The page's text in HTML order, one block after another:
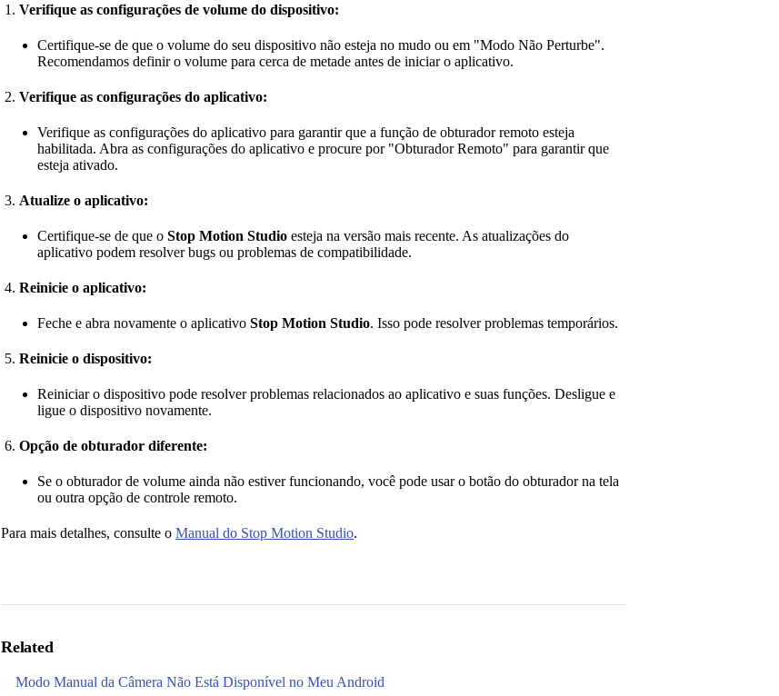
Verifique as configurações de volume do dispositivo:
Certifique-se de que o volume do seu dispositivo não esteja no mudo ou em "Modo Não Perturbe".
Recomendamos definir o volume para cerca de metade antes de iniciar o aplicativo.
Verifique as configurações do aplicativo:
Verifique as configurações do aplicativo para garantir que a função de obturador remoto esteja
habilitada. Abra as configurações do aplicativo e procure por "Obturador Remoto" para garantir que
esteja ativado.
Atualize o aplicativo:
Certifique-se de que o Stop Motion Studio esteja na versão mais recente. As atualizações do
aplicativo podem resolver bugs ou problemas de compatibilidade.
Reinicie o aplicativo:
Feche e abra novamente o aplicativo Stop Motion Studio. Isso pode resolver problemas temporários.
Reinicie o dispositivo:
Reiniciar o dispositivo pode resolver problemas relacionados ao aplicativo e suas funções. Desligue e
ligue o dispositivo novamente.
Opção de obturador diferente:
Se o obturador de volume ainda não estiver funcionando, você pode usar o botão do obturador na tela
ou outra opção de controle remoto.
Para mais detalhes, consulte o Manual do Stop Motion Studio.
Related
Modo Manual da Câmera Não Está Disponível no Meu Android